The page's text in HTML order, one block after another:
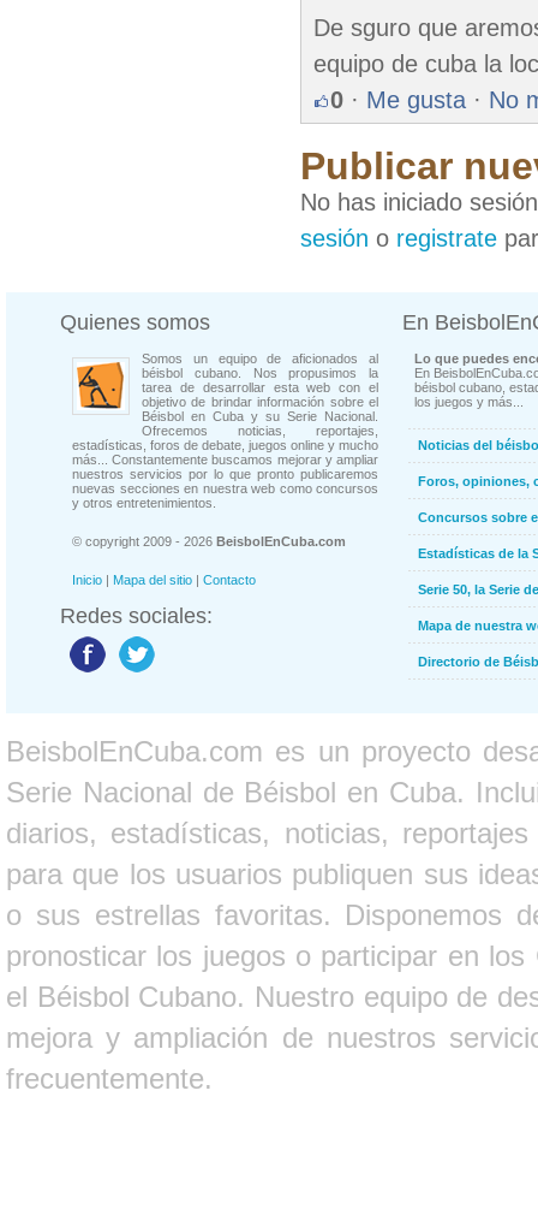
De sguro que
equipo de cuba la
0 · Me gusta · No
Publicar
No has iniciado
sesión o registrate
Quienes somos
Somos un equipo de aficionados al
béisbol cubano. Nos propusimos la
tarea de desarrollar esta web con el
objetivo de brindar información sobre el
Béisbol en Cuba y su Serie Nacional.
Ofrecemos noticias, reportajes,
estadísticas, foros de debate, juegos online y mucho
más... Constantemente buscamos mejorar y ampliar
nuestros servicios por lo que pronto publicaremos
nuevas secciones en nuestra web como concursos
y otros entretenimientos.
© copyright 2009 - 2026 BeisbolEnCuba.com
Inicio | Mapa del sitio | Contacto
Redes sociales:
En
Lo que puedes
En
béisbol cubano,
los juegos y más...
Noticias del
Foros, opiniones,
Concursos sobre
Estadísticas de la
Serie 50, la Serie
Mapa de nuestra
Directorio de
BeisbolEnCuba.com es un proyecto
Serie Nacional de Béisbol en Cuba.
diarios, estadísticas, noticias,
para que los usuarios publiquen sus
o sus estrellas favoritas. Disponemos
pronosticar los juegos o participar en
el Béisbol Cubano. Nuestro equipo de
mejora y ampliación de nuestros
frecuentemente.